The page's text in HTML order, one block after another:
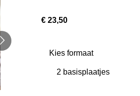
€ 23,50
Kies formaat